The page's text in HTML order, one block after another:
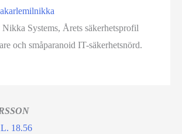
karlemilnikka
Systems, Årets säkerhetsprofil
och småparanoid IT-säkerhetsnörd.
18.56